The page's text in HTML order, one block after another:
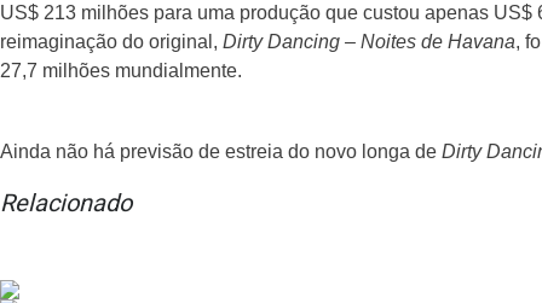
US$ 213 milhões para uma produção que custou apenas
reimaginação do original, Dirty Dancing – Noites de Havana,
27,7 milhões mundialmente.
Ainda não há previsão de estreia do novo longa de Dirty
Relacionado